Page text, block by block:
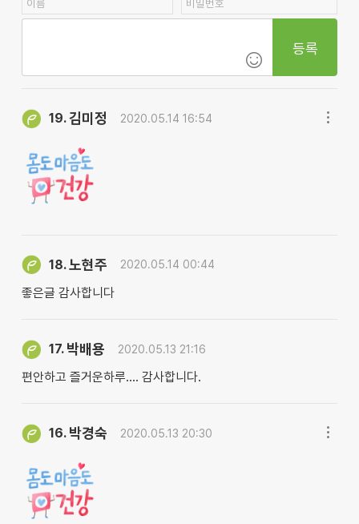
등록
19.김미정 2020.05.14 16:54
18.노현주 2020.05.14 00:44
좋은글 감사합니다
17. 박배용 2020.05.13 21:16
편안하고 즐거운하루.... 감사합니다.
16. 박경숙 2020.05.13 20:30